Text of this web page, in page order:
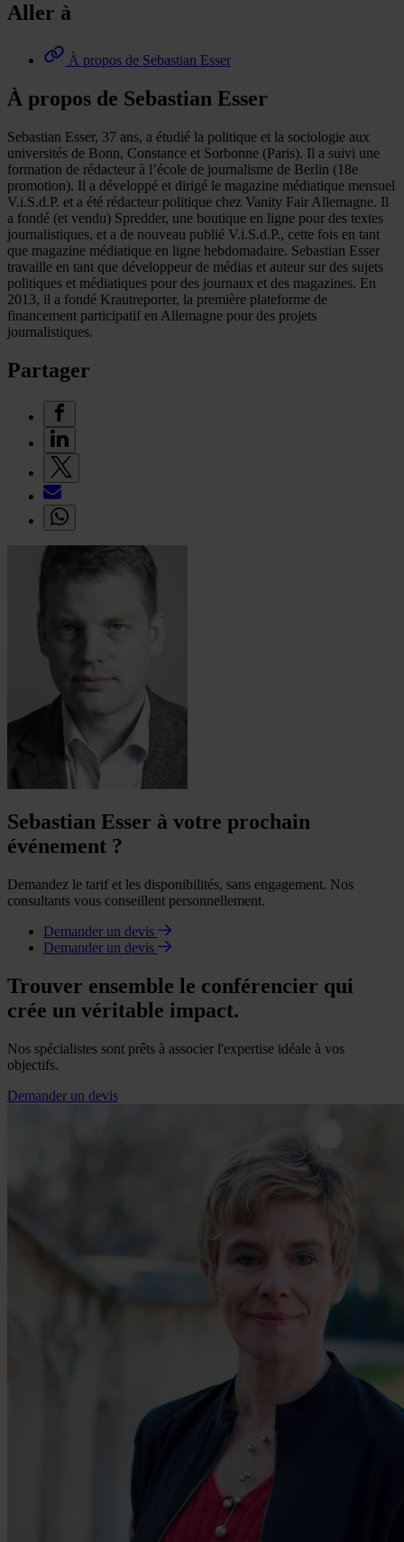
Aller à
À propos de Sebastian Esser
À propos de Sebastian Esser
Sebastian Esser, 37 ans, a étudié la politique et la sociologie aux
universités de Bonn, Constance et Sorbonne (Paris). Il a suivi une
formation de rédacteur à l’école de journalisme de Berlin (18e
promotion). Il a développé et dirigé le magazine médiatique mensuel
V.i.S.d.P. et a été rédacteur politique chez Vanity Fair Allemagne. Il
a fondé (et vendu) Spredder, une boutique en ligne pour des textes
journalistiques, et a de nouveau publié V.i.S.d.P., cette fois en tant
que magazine médiatique en ligne hebdomadaire. Sebastian Esser
travaille en tant que développeur de médias et auteur sur des sujets
politiques et médiatiques pour des journaux et des magazines. En
2013, il a fondé Krautreporter, la première plateforme de
financement participatif en Allemagne pour des projets
journalistiques.
Partager
Sebastian Esser à votre prochain
événement ?
Demandez le tarif et les disponibilités, sans engagement. Nos
consultants vous conseillent personnellement.
Demander un devis
Demander un devis
Trouver ensemble le conférencier qui
crée un véritable impact.
Nos spécialistes sont prêts à associer l'expertise idéale à vos
objectifs.
Demander un devis